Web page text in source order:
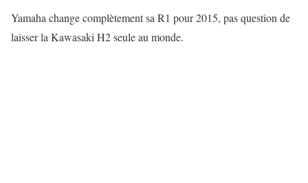
Yamaha change complètement sa R1 pour 2015, pas question de
laisser la Kawasaki H2 seule au monde.